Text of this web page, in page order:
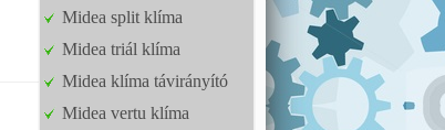
Midea split klíma
Midea triál klíma
Midea klíma távirányító
Midea vertu klíma